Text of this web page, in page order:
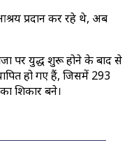
प्रदान कर रहे थे, अब
पर युद्ध शुरू होने के बाद से
हो गए हैं, जिसमें 293
शिकार बने।